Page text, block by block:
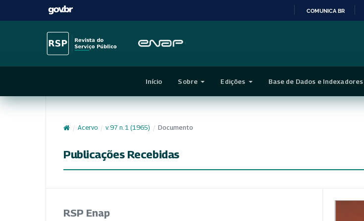
CONTEÚDO
COMUNICA BR
Início Sobre Edições Base de Dados e Indexadores
/ Acervo / v. 97 n. 1 (1965) / Documento
Publicações Recebidas
RSP Enap